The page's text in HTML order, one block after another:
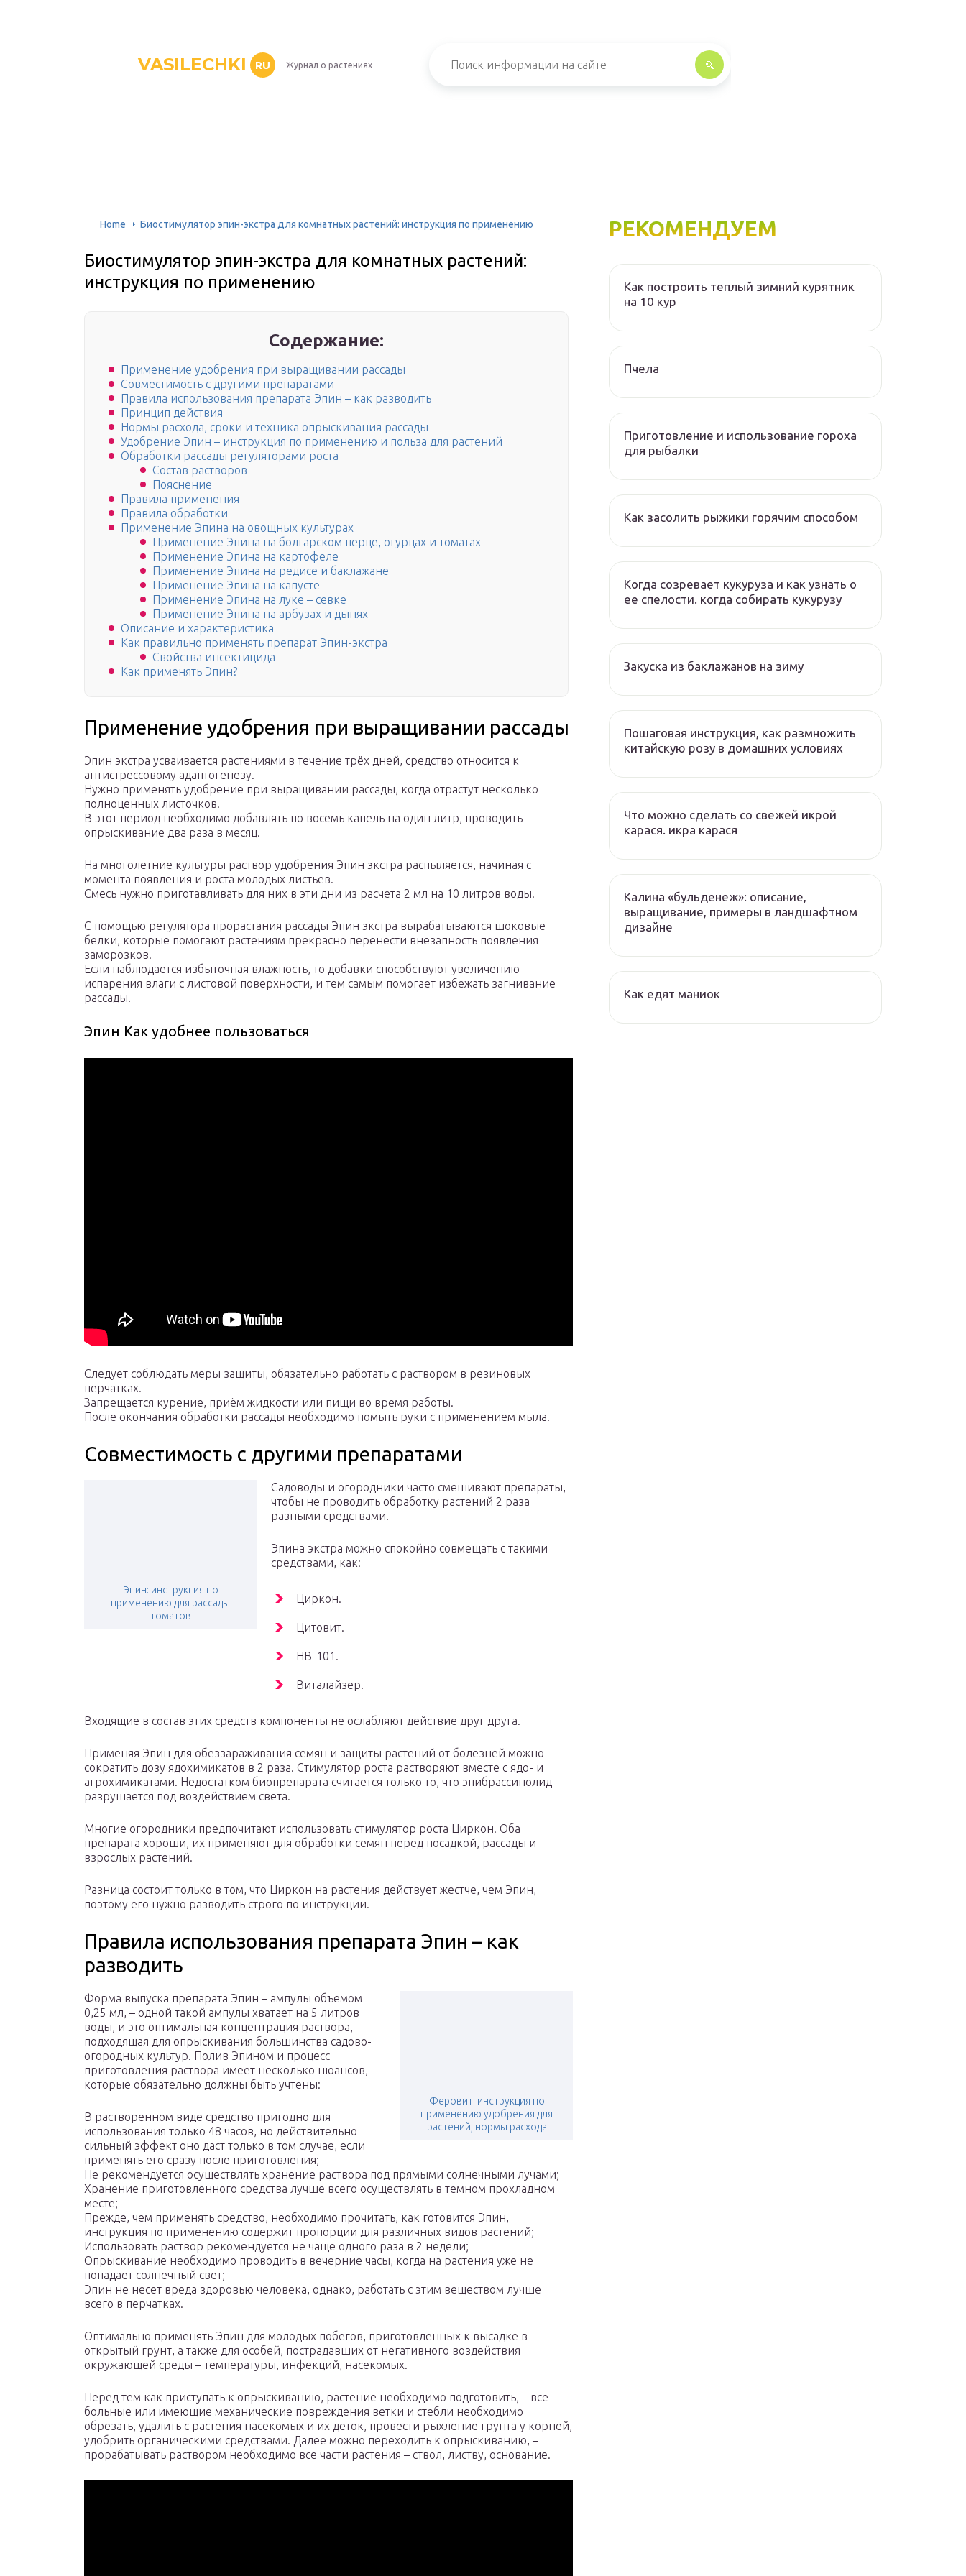
VASILECHKI RU Журнал о растениях
Home Биостимулятор эпин-экстра для комнатных растений: инструкция по применению
Биостимулятор эпин-экстра для комнатных растений:
инструкция по применению
Содержание:
Применение удобрения при выращивании рассады
Совместимость с другими препаратами
Правила использования препарата Эпин – как разводить
Принцип действия
Нормы расхода, сроки и техника опрыскивания рассады
Удобрение Эпин – инструкция по применению и польза для растений
Обработки рассады регуляторами роста
Состав растворов
Пояснение
Правила применения
Правила обработки
Применение Эпина на овощных культурах
Применение Эпина на болгарском перце, огурцах и томатах
Применение Эпина на картофеле
Применение Эпина на редисе и баклажане
Применение Эпина на капусте
Применение Эпина на луке – севке
Применение Эпина на арбузах и дынях
Описание и характеристика
Как правильно применять препарат Эпин-экстра
Свойства инсектицида
Как применять Эпин?
Применение удобрения при выращивании рассады
Эпин экстра усваивается растениями в течение трёх дней, средство относится к
антистрессовому адаптогенезу.
Нужно применять удобрение при выращивании рассады, когда отрастут несколько
полноценных листочков.
В этот период необходимо добавлять по восемь капель на один литр, проводить
опрыскивание два раза в месяц.
На многолетние культуры раствор удобрения Эпин экстра распыляется, начиная с
момента появления и роста молодых листьев.
Смесь нужно приготавливать для них в эти дни из расчета 2 мл на 10 литров воды.
С помощью регулятора прорастания рассады Эпин экстра вырабатываются шоковые
белки, которые помогают растениям прекрасно перенести внезапность появления
заморозков.
Если наблюдается избыточная влажность, то добавки способствуют увеличению
испарения влаги с листовой поверхности, и тем самым помогает избежать загнивание
рассады.
Эпин Как удобнее пользоваться
Следует соблюдать меры защиты, обязательно работать с раствором в резиновых
перчатках.
Запрещается курение, приём жидкости или пищи во время работы.
После окончания обработки рассады необходимо помыть руки с применением мыла.
Совместимость с другими препаратами
Эпин: инструкция по
применению для рассады
томатов
Садоводы и огородники часто смешивают препараты,
чтобы не проводить обработку растений 2 раза
разными средствами.
Эпина экстра можно спокойно совмещать с такими
средствами, как:
Циркон.
Цитовит.
НВ-101.
Виталайзер.
Входящие в состав этих средств компоненты не ослабляют действие друг друга.
Применяя Эпин для обеззараживания семян и защиты растений от болезней можно
сократить дозу ядохимикатов в 2 раза. Стимулятор роста растворяют вместе с ядо- и
агрохимикатами. Недостатком биопрепарата считается только то, что эпибрассинолид
разрушается под воздействием света.
Многие огородники предпочитают использовать стимулятор роста Циркон. Оба
препарата хороши, их применяют для обработки семян перед посадкой, рассады и
взрослых растений.
Разница состоит только в том, что Циркон на растения действует жестче, чем Эпин,
поэтому его нужно разводить строго по инструкции.
Правила использования препарата Эпин – как
разводить
Феровит: инструкция по
применению удобрения для
растений, нормы расхода
Форма выпуска препарата Эпин – ампулы объемом
0,25 мл, – одной такой ампулы хватает на 5 литров
воды, и это оптимальная концентрация раствора,
подходящая для опрыскивания большинства садово-
огородных культур. Полив Эпином и процесс
приготовления раствора имеет несколько нюансов,
которые обязательно должны быть учтены:
В растворенном виде средство пригодно для
использования только 48 часов, но действительно
сильный эффект оно даст только в том случае, если
применять его сразу после приготовления;
Не рекомендуется осуществлять хранение раствора под прямыми солнечными лучами;
Хранение приготовленного средства лучше всего осуществлять в темном прохладном
месте;
Прежде, чем применять средство, необходимо прочитать, как готовится Эпин,
инструкция по применению содержит пропорции для различных видов растений;
Использовать раствор рекомендуется не чаще одного раза в 2 недели;
Опрыскивание необходимо проводить в вечерние часы, когда на растения уже не
попадает солнечный свет;
Эпин не несет вреда здоровью человека, однако, работать с этим веществом лучше
всего в перчатках.
Оптимально применять Эпин для молодых побегов, приготовленных к высадке в
открытый грунт, а также для особей, пострадавших от негативного воздействия
окружающей среды – температуры, инфекций, насекомых.
Перед тем как приступать к опрыскиванию, растение необходимо подготовить, – все
больные или имеющие механические повреждения ветки и стебли необходимо
обрезать, удалить с растения насекомых и их деток, провести рыхление грунта у корней,
удобрить органическими средствами. Далее можно переходить к опрыскиванию, –
прорабатывать раствором необходимо все части растения – ствол, листву, основание.
РЕКОМЕНДУЕМ
Как построить теплый зимний курятник
на 10 кур
Пчела
Приготовление и использование гороха
для рыбалки
Как засолить рыжики горячим способом
Когда созревает кукуруза и как узнать о
ее спелости. когда собирать кукурузу
Закуска из баклажанов на зиму
Пошаговая инструкция, как размножить
китайскую розу в домашних условиях
Что можно сделать со свежей икрой
карася. икра карася
Калина «бульденеж»: описание,
выращивание, примеры в ландшафтном
дизайне
Как едят маниок